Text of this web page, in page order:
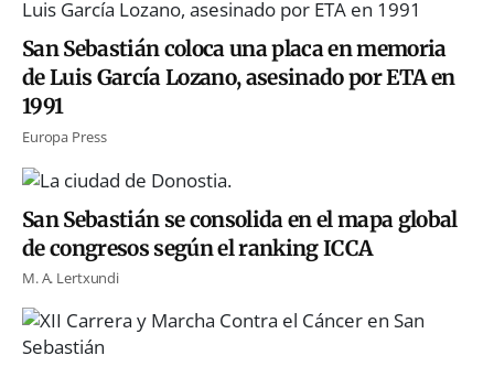
San Sebastián coloca una placa en memoria
de Luis García Lozano, asesinado por ETA en
1991
Europa Press
San Sebastián se consolida en el mapa global
de congresos según el ranking ICCA
M. A. Lertxundi